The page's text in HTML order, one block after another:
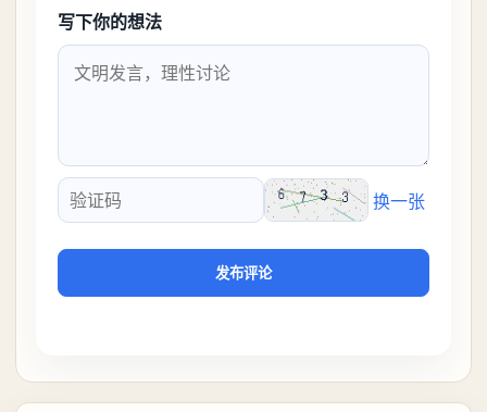
写下你的想法
验证码
换一张
发布评论